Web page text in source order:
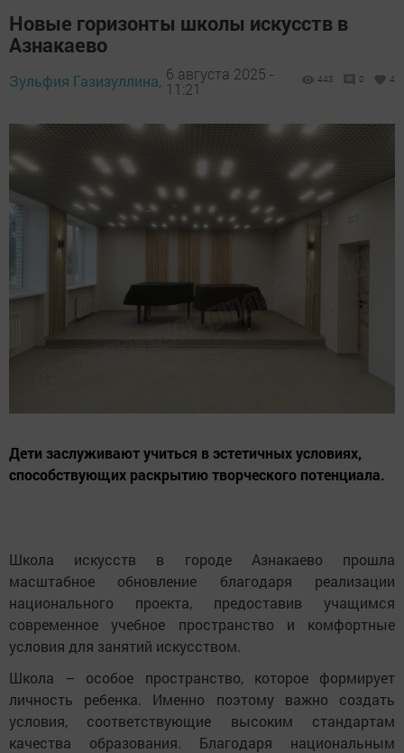
Новые горизонты школы искусств в
Азнакаево
Зульфия Газизуллина, 6 августа 2025 -
11:21
443 0 4
Дети заслуживают учиться в эстетичных условиях,
способствующих раскрытию творческого потенциала.
Школа искусств в городе Азнакаево прошла
масштабное обновление благодаря реализации
национального проекта, предоставив учащимся
современное учебное пространство и комфортные
условия для занятий искусством.
Школа – особое пространство, которое формирует
личность ребенка. Именно поэтому важно создать
условия, соответствующие высоким стандартам
качества образования. Благодаря национальным